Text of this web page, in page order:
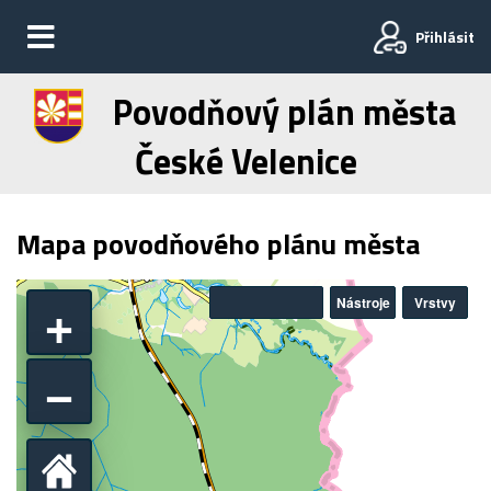
Přihlásit
Povodňový plán města
České Velenice
Mapa povodňového plánu města
+
−
Vrstvy
Nástroje